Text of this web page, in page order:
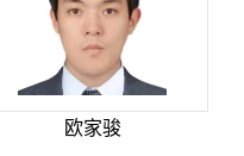
欧家骏